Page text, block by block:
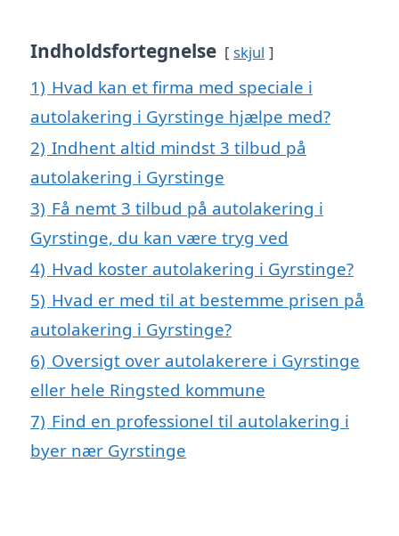
Indholdsfortegnelse skjul
1) Hvad kan et firma med speciale i
autolakering i Gyrstinge hjælpe med?
2) Indhent altid mindst 3 tilbud på
autolakering i Gyrstinge
3) Få nemt 3 tilbud på autolakering i
Gyrstinge, du kan være tryg ved
4) Hvad koster autolakering i Gyrstinge?
5) Hvad er med til at bestemme prisen på
autolakering i Gyrstinge?
6) Oversigt over autolakerere i Gyrstinge
eller hele Ringsted kommune
7) Find en professionel til autolakering i
byer nær Gyrstinge